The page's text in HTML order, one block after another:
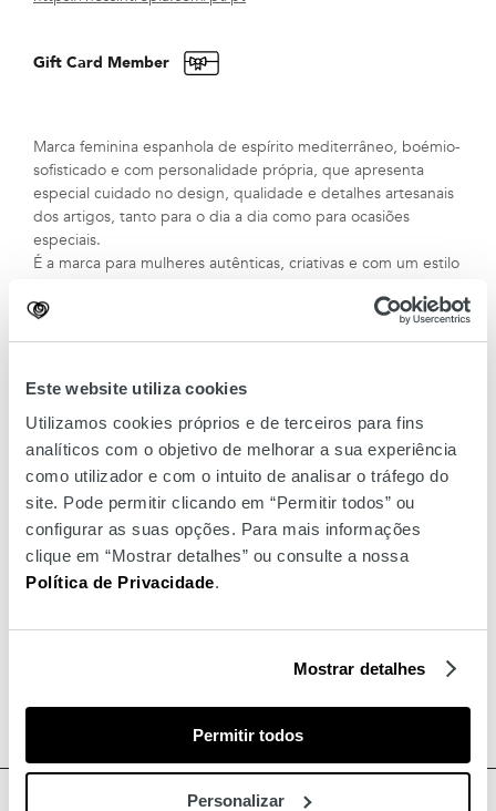
Este website utiliza cookies
Utilizamos cookies próprios e de terceiros para fins
analíticos com o objetivo de melhorar a sua experiência
como utilizador e com o intuito de analisar o tráfego do
site. Pode permitir clicando em “Permitir todos” ou
configurar as suas opções. Para mais informações
clique em “Mostrar detalhes” ou consulte a nossa
Política de Privacidade.
Mostrar detalhes
Permitir todos
Personalizar
Gift Card Member
Marca feminina espanhola de espírito mediterrâneo, boémio-
sofisticado e com personalidade própria, que apresenta
especial cuidado no design, qualidade e detalhes artesanais
dos artigos, tanto para o dia a dia como para ocasiões
especiais.
É a marca para mulheres autênticas, criativas e com um estilo
A Hoss Intropia nasceu em 1994 apresentando uma carreira
TOPO